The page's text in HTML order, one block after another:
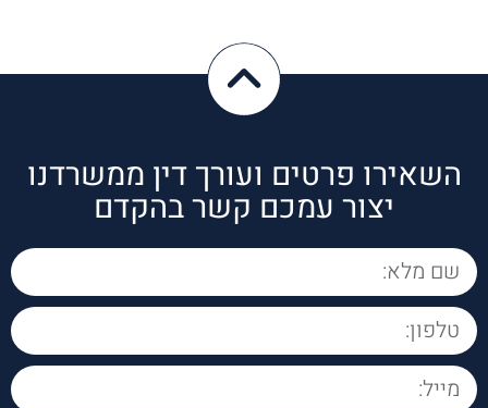
התיקי
ם
בצורה
מלווה
ות
השאירו פרטים ועורך דין ממשרדנו
יצור עמכם קשר בהקדם